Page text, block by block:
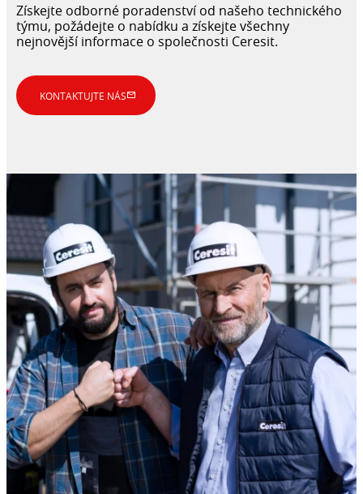
Získejte odborné poradenství od našeho technického
týmu, požádejte o nabídku a získejte všechny
nejnovější informace o společnosti Ceresit.
KONTAKTUJTE NÁS